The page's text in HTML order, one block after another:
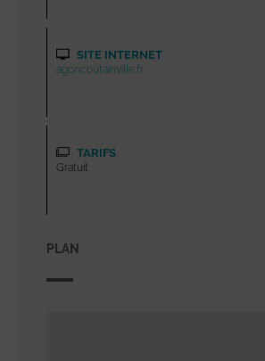
SITE INTERNET
agoncoutainville.fr
TARIFS
Gratuit
PLAN